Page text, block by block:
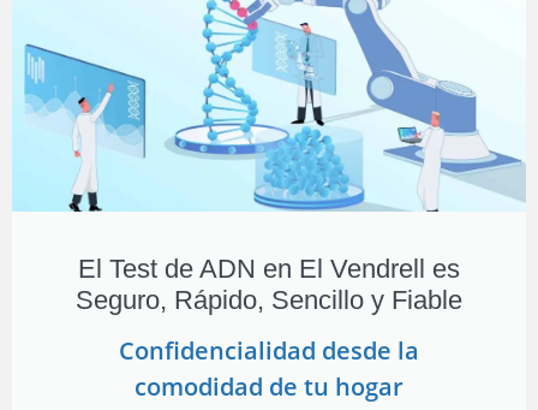
El Test de ADN en El Vendrell es
Seguro, Rápido, Sencillo y Fiable
Confidencialidad desde la
comodidad de tu hogar